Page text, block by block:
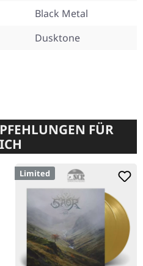
Black Metal
Dusktone
FÜR
Limited